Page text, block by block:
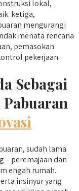
lokal,
ketiga,
mengurangi
menata rencana
pemasokan
pekerjaan.
Sebagai
sudah lama
– peremajaan dan
engah rumah.
insinyur yang